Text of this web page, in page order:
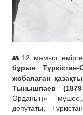
👥 12 мамыр
бұрын
жобалаған
Тынышпаев
Орданың»
депутаты,